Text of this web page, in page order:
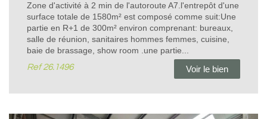
Zone d'activité à 2 min de l'autoroute A7.l'entrepôt d'une
surface totale de 1580m² est composé comme suit:Une
partie en R+1 de 300m² environ comprenant: bureaux,
salle de réunion, sanitaires hommes femmes, cuisine,
baie de brassage, show room .une partie...
Ref26.1496 Voir le bien